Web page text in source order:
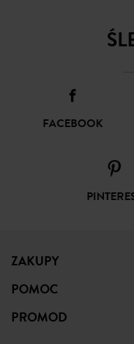
FACEBOOK
ZAKUPY
POMOC
PROMOD